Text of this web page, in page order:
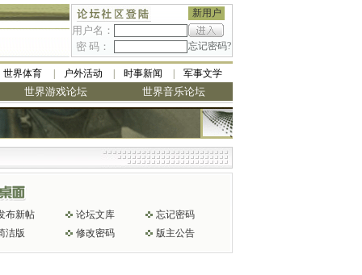
新用户
用户名：
密 码：
忘记密码?
世界体育 户外活动 时事新闻 军事文学
世界游戏论坛 世界音乐论坛
布新帖 论坛文库
忘记密码
洁版
修改密码 版主公告